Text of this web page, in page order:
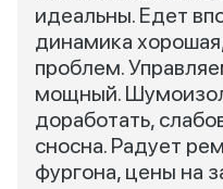
идеальны. Едет
динамика
проблем.
мощный.
доработать,
сносна. Радует
фургона, цены на